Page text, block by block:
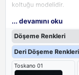
koltuğu modelidir.
U ayaklı misafir
ekipmanlar koltuğun
anlamda görünüşünü
bölge, belden destek
uygun olması için
Kolçakları ahşap ve
... devamını oku
Döşeme Renkleri
Deri Döşeme Renkleri
Toskano 01